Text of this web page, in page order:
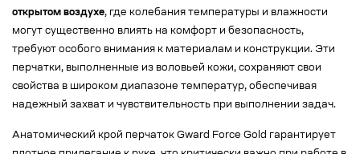
открытом воздухе, где колебания температуры и влажности
могут существенно влиять на комфорт и безопасность,
требуют особого внимания к материалам и конструкции. Эти
перчатки, выполненные из воловьей кожи, сохраняют свои
свойства в широком диапазоне температур, обеспечивая
надежный захват и чувствительность при выполнении задач.
Анатомический крой перчаток Gward Force Gold гарантирует